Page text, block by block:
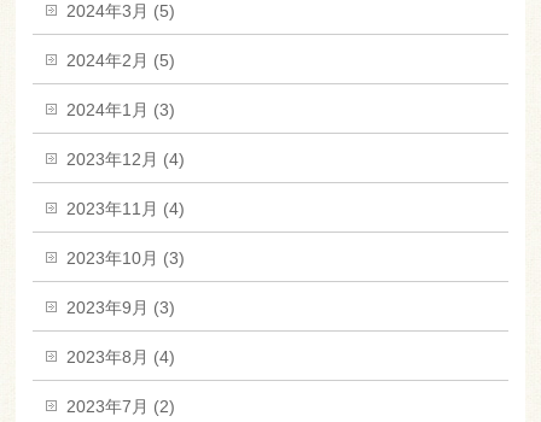
2024年3月 (5)
2024年2月 (5)
2024年1月 (3)
2023年12月 (4)
2023年11月 (4)
2023年10月 (3)
2023年9月 (3)
2023年8月 (4)
2023年7月 (2)